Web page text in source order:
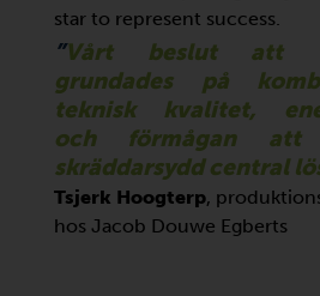
”Vårt beslut att
grundades på
teknisk kvalitet,
och förmågan att
skräddarsydd central
Tsjerk Hoogterp,
hos Jacob Douwe Egberts